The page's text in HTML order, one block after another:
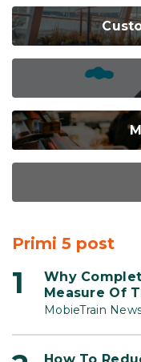
Primi 5 post
Why
Measure Of
MobieTrain